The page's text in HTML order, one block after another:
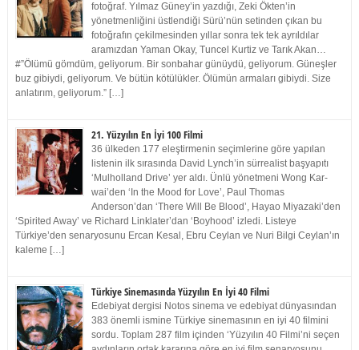
fotoğraf. Yılmaz Güney’in yazdığı, Zeki Ökten’in
yönetmenliğini üstlendiği Sürü’nün setinden çıkan bu
fotoğrafın çekilmesinden yıllar sonra tek tek ayrıldılar
aramızdan Yaman Okay, Tuncel Kurtiz ve Tarık Akan…
#”Ölümü gömdüm, geliyorum. Bir sonbahar günüydü, geliyorum. Güneşler
buz gibiydi, geliyorum. Ve bütün kötülükler. Ölümün armaları gibiydi. Size
anlatırım, geliyorum.” […]
21. Yüzyılın En İyi 100 Filmi
36 ülkeden 177 eleştirmenin seçimlerine göre yapılan
listenin ilk sırasında David Lynch’in sürrealist başyapıtı
‘Mulholland Drive’ yer aldı. Ünlü yönetmeni Wong Kar-
wai’den ‘In the Mood for Love’, Paul Thomas
Anderson’dan ‘There Will Be Blood’, Hayao Miyazaki’den
‘Spirited Away’ ve Richard Linklater’dan ‘Boyhood’ izledi. Listeye
Türkiye’den senaryosunu Ercan Kesal, Ebru Ceylan ve Nuri Bilgi Ceylan’ın
kaleme […]
Türkiye Sinemasında Yüzyılın En İyi 40 Filmi
Edebiyat dergisi Notos sinema ve edebiyat dünyasından
383 önemli ismine Türkiye sinemasının en iyi 40 filmini
sordu. Toplam 287 film içinden ‘Yüzyılın 40 Filmi’ni seçen